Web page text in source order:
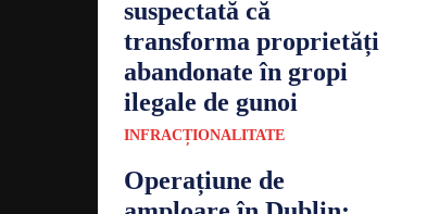
suspectată că
transforma proprietăți
abandonate în gropi
ilegale de gunoi
INFRACȚIONALITATE
Operațiune de